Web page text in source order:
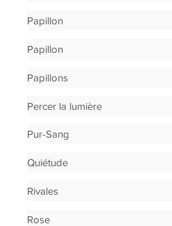
Papillon
Papillon
Papillons
Percer la lumière
Pur-Sang
Quiétude
Rivales
Rose